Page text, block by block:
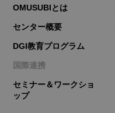
OMUSUBIとは
センター概要
DGI教育プログラム
国際連携
セミナー＆ワークショ
ップ